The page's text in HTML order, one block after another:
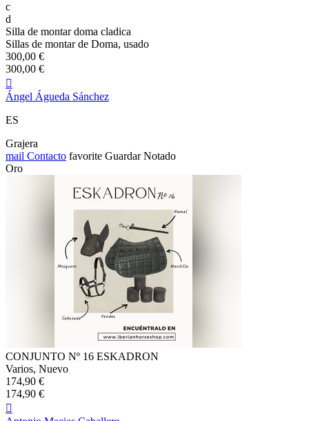
c
d
Silla de montar doma cladica
Sillas de montar de Doma, usado
300,00 €
300,00 €

Ángel Águeda Sánchez
ES
Grajera
mail Contacto favorite Guardar Notado
Oro
CONJUNTO Nº 16 ESKADRON
Varios, Nuevo
174,90 €
174,90 €
